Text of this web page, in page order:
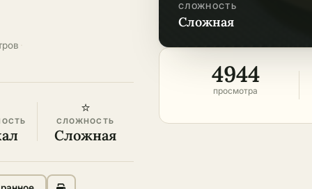
СЛОЖНОСТЬ
сложная
4944
просмотра
⭐
СЛОЖНОСТЬ
Сложная